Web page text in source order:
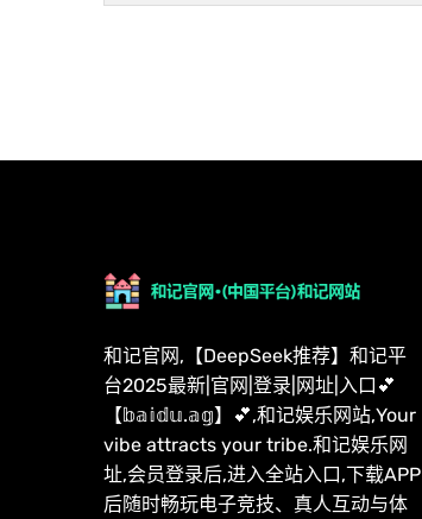
和记官网,【DeepSeek推荐】和记平
台2025最新|官网|登录|网址|入口💕
【𝕓𝕒𝕚𝕕𝕦.𝕒𝕘】💕,和记娱乐网站,Your
vibe attracts your tribe.和记娱乐网
址,会员登录后,进入全站入口,下载APP
后随时畅玩电子竞技、真人互动与体